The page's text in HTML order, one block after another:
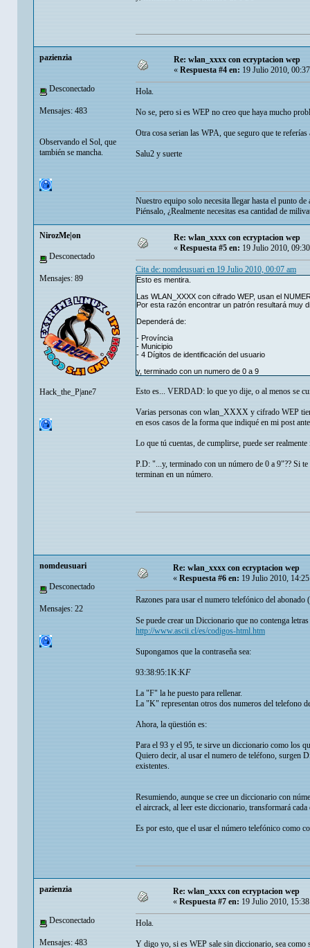
pazienzia
Desconectado
Mensajes: 483
Observando el Sol, que
también se mancha.
Re: wlan_xxxx con ecryptacion wep
«Respuesta #4 en:19 Julio 2010,
Hola.
No se, pero si es WEP no creo que haya mucho
Otra cosa serian las WPA, que seguro que te referías
Salu2 y suerte
Nuestro equipo solo necesita llegar hasta el punto
Piénsalo, ¿Realmente necesitas esa cantidad de
NirozMe|on
Desconectado
Mensajes: 89
Hack_the_P|ane7
Re: wlan_xxxx con ecryptacion wep
« Respuesta #5 en: 19 Julio 2010,
Cita de: nomdeusuari en 19 Julio 2010, 00:07 am
Esto es mentira.
Las WLAN_XXXX con cifrado WEP, usan el
Por esta razón encontrar un patrón resultará muy
Dependerá de:
- Província
- Municipio
- 4 Dígitos de identificación del usuario
y, terminado con un numero de 0 a 9
Esto es... VERDAD: lo que yo dije, o al menos se
Varias personas con wlan_XXXX y cifrado WEP
en esos casos de la forma que indiqué en mi post
Lo que tú cuentas, de cumplirse, puede ser
P.D: "...y, terminado con un número de 0 a 9"?? Si
terminan en un número.
nomdeusuari
Desconectado
Mensajes: 22
Re: wlan_xxxx con ecryptacion wep
«Respuesta #6 en:19 Julio 2010,
Razones para usar el numero telefónico del abonado
Se puede crear un Diccionario que no contenga
http://www.ascii.cl/es/codigos-html.htm
Supongamos que la contraseña sea:
93:38:95:1K:KF
La "F" la he puesto para rellenar.
La "K" representan otros dos numeros del telefono
Ahora, la qüestión es:
Para el 93 y el 95, te sirve un diccionario como los
Quiero decir, al usar el numero de teléfono, surgen
existentes.
Resumiendo, aunque se cree un diccionario con
el aircrack, al leer este diccionario, transformará
Es por esto, que el usar el número telefónico como
pazienzia
Desconectado
Mensajes: 483
Re: wlan_xxxx con ecryptacion wep
« Respuesta #7 en: 19 Julio 2010,
Hola.
Y digo yo, si es WEP sale sin diccionario, sea como